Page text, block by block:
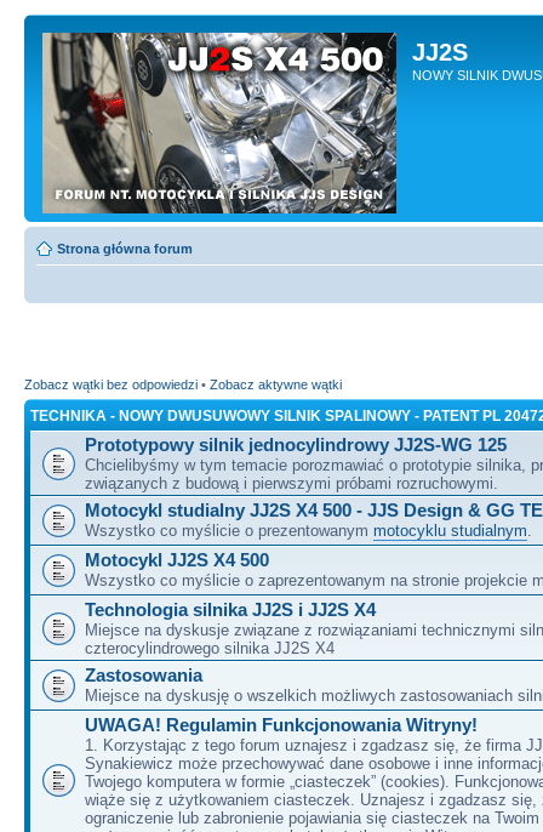
JJ2S
NOWY SILNIK
Strona główna forum
Zobacz wątki bez odpowiedzi • Zobacz aktywne wątki
TECHNIKA - NOWY DWUSUWOWY SILNIK SPALINOWY - PATENT PL
Prototypowy silnik jednocylindrowy JJ2S-WG 125
Chcielibyśmy w tym temacie porozmawiać o prototypie silnika,
związanych z budową i pierwszymi próbami rozruchowymi.
Motocykl studialny JJ2S X4 500 - JJS Design & GG
Wszystko co myślicie o prezentowanym motocyklu studialnym
Motocykl JJ2S X4 500
Wszystko co myślicie o zaprezentowanym na stronie projekcie
Technologia silnika JJ2S i JJ2S X4
Miejsce na dyskusje związane z rozwiązaniami technicznymi
czterocylindrowego silnika JJ2S X4
Zastosowania
Miejsce na dyskusję o wszelkich możliwych zastosowaniach
UWAGA! Regulamin Funkcjonowania Witryny!
1. Korzystając z tego forum uznajesz i zgadzasz się, że firma
Synakiewicz może przechowywać dane osobowe i inne
Twojego komputera w formie „ciasteczek” (cookies).
wiąże się z użytkowaniem ciasteczek. Uznajesz i zgadzasz się,
ograniczenie lub zabronienie pojawiania się ciasteczek na